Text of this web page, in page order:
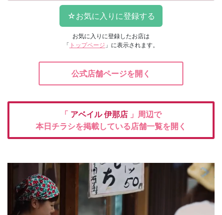
お気に入りに登録したお店は
「 トップページ 」に表示されます。
公式店舗ページを開く
「 アベイル伊那店 」周辺で
本日チラシを掲載している店舗一覧を開く